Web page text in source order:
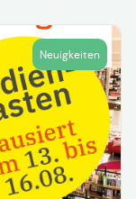
Neuigkeiten